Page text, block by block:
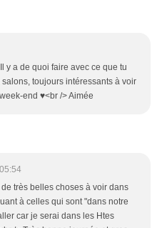
y a de quoi faire avec ce que tu
toujours intéressants à voir
end ♥<br /> Aimée
de très belles choses à voir dans
à celles qui sont "dans notre
car je serai dans les Htes